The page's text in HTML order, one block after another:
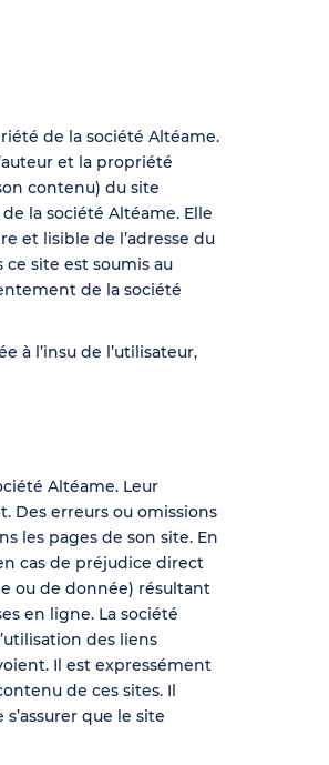
de la société Altéame.
et la propriété
contenu) du site
la société Altéame. Elle
et lisible de l’adresse du
site est soumis au
de la société
à l’insu de l’utilisateur,
Altéame. Leur
Des erreurs ou omissions
les pages de son site. En
cas de préjudice direct
ou de donnée) résultant
en ligne. La société
des liens
Il est expressément
de ces sites. Il
que le site